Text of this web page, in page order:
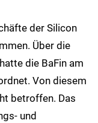
der Silicon
Über die
die BaFin am
Von diesem
betroffen. Das
und